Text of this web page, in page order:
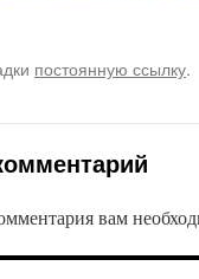
постоянную ссылку.
вам